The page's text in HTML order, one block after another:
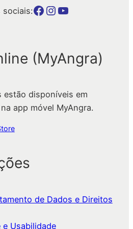
sociais:Botão para a página da autarquia no Facebook Botão para a página da autarquia no Instagram Botão para a página da autarquia no Youtube
(MyAngra)
estão disponíveis em
app móvel MyAngra.
de Dados e Direitos
e Usabilidade